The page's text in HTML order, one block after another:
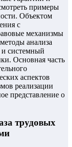
примеры
Объектом
с
механизмы
анализа
и системный
Основная часть
аспектов
реализации
представление о
трудовых